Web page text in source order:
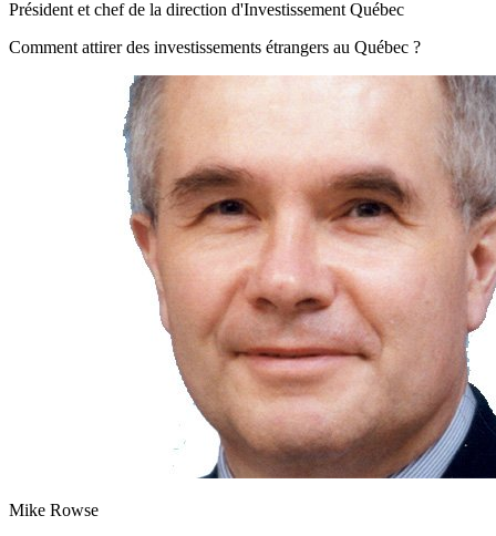
Président et chef de la direction d'Investissement Québec
Comment attirer des investissements étrangers au Québec ?
Mike Rowse